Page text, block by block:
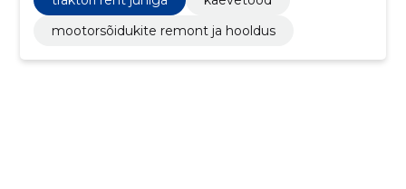
mootorsõidukite remont ja hooldus